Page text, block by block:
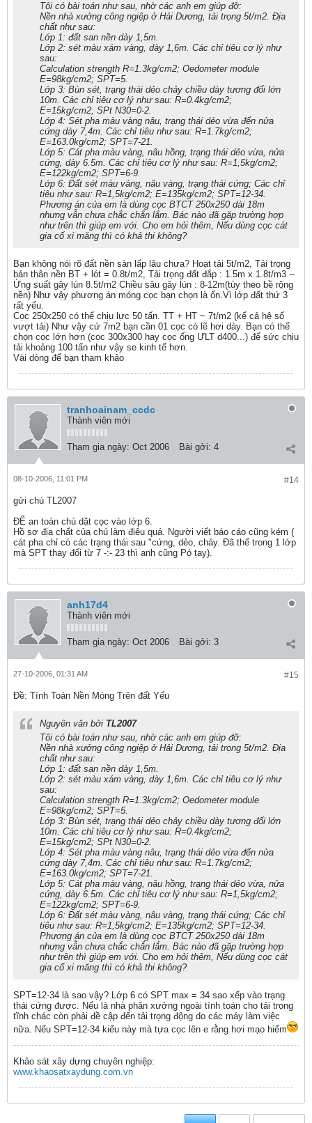
Tôi có bài toán như sau, nhờ các anh em giúp đỡ:
Nền nhà xưởng công ngiệp ở Hải Dương, tải trọng 5t/m2. Địa
chất như sau:
Lớp 1: đất san nền dày 1,5m.
Lớp 2: sét màu xám vàng, dày 1,6m. Các chỉ tiêu cơ lý như
sau:
Calculation strength R=1.3kg/cm2; Oedometer module
E=98kg/cm2; SPT=5.
Lớp 3: Bùn sét, trạng thái dẻo chảy chiều dày tương đối lớn
10m. Các chỉ tiêu cơ lý như sau: R=0.4kg/cm2;
E=15kg/cm2; SPt N30=0-2.
Lớp 4: Sét pha màu vàng nâu, trạng thái dẻo vừa đến nửa
cứng dày 7,4m. Các chỉ tiêu như sau: R=1.7kg/cm2;
E=163.0kg/cm2; SPT=7-21.
Lớp 5: Cát pha màu vàng, nâu hồng, trạng thái dẻo vừa, nửa
cứng, dày 6.5m. Các chỉ tiêu cơ lý như sau: R=1,5kg/cm2;
E=122kg/cm2; SPT=6-9.
Lớp 6: Đất sét màu vàng, nâu vàng, trạng thái cứng; Các chỉ
tiêu như sau: R=1,5kg/cm2; E=135kg/cm2; SPT=12-34.
Phương án của em là dùng cọc BTCT 250x250 dài 18m
nhưng vẫn chưa chắc chắn lắm. Bác nào đã gặp trường hợp
như trên thì giúp em với. Cho em hỏi thêm, Nếu dùng cọc cát
gia cố xi măng thì có khả thi không?
Bạn không nói rõ đất nền sàn lấp lâu chưa? Hoạt tải 5t/m2, Tải trọng
bản thân nền BT + lót = 0.8t/m2, Tải trọng đất đắp : 1.5m x 1.8t/m3 --
Ứng suất gây lún 8.5t/m2 Chiều sâu gây lún : 8-12m(tùy theo bề rộng
nền) Như vậy phương án móng cọc bạn chọn là ổn.Vì lớp đất thứ 3
rất yếu.
Cọc 250x250 có thể chịu lực 50 tấn. TT + HT ~ 7t/m2 (kể cả hệ số
vượt tải) Như vậy cứ 7m2 bạn cần 01 cọc có lẽ hơi dày. Bạn có thể
chọn cọc lớn hơn (cọc 300x300 hay cọc ống ƯLT d400...) để sức chịu
tải khoảng 100 tấn như vậy se kinh tế hơn.
Vài dòng để bạn tham khảo
tranhoainam_ccdc
Thành viên mới
Tham gia ngày: Oct 2006 Bài gởi: 4
#14
08-10-2006, 11:01 PM
gửi chú TL2007
ĐỂ an toàn chú dặt cọc vào lớp 6.
Hồ sơ địa chất của chú làm điêu quá. Người viết báo cáo cũng kém (
cát pha chỉ có các trạng thái sau "cứng, dẻo, chảy. Đã thế trong 1 lớp
mà SPT thay đổi từ 7 -:- 23 thì anh cũng Pó tay).
anh17d4
Thành viên mới
Tham gia ngày: Oct 2006 Bài gởi: 3
#15
27-10-2006, 01:31 AM
Ðề: Tính Toán Nền Móng Trên đất Yếu
Nguyên văn bởi TL2007
Tôi có bài toán như sau, nhờ các anh em giúp đỡ:
Nền nhà xưởng công ngiệp ở Hải Dương, tải trọng 5t/m2. Địa
chất như sau:
Lớp 1: đất san nền dày 1,5m.
Lớp 2: sét màu xám vàng, dày 1,6m. Các chỉ tiêu cơ lý như
sau:
Calculation strength R=1.3kg/cm2; Oedometer module
E=98kg/cm2; SPT=5.
Lớp 3: Bùn sét, trạng thái dẻo chảy chiều dày tương đối lớn
10m. Các chỉ tiêu cơ lý như sau: R=0.4kg/cm2;
E=15kg/cm2; SPt N30=0-2.
Lớp 4: Sét pha màu vàng nâu, trạng thái dẻo vừa đến nửa
cứng dày 7,4m. Các chỉ tiêu như sau: R=1.7kg/cm2;
E=163.0kg/cm2; SPT=7-21.
Lớp 5: Cát pha màu vàng, nâu hồng, trạng thái dẻo vừa, nửa
cứng, dày 6.5m. Các chỉ tiêu cơ lý như sau: R=1,5kg/cm2;
E=122kg/cm2; SPT=6-9.
Lớp 6: Đất sét màu vàng, nâu vàng, trạng thái cứng; Các chỉ
tiêu như sau: R=1,5kg/cm2; E=135kg/cm2; SPT=12-34.
Phương án của em là dùng cọc BTCT 250x250 dài 18m
nhưng vẫn chưa chắc chắn lắm. Bác nào đã gặp trường hợp
như trên thì giúp em với. Cho em hỏi thêm, Nếu dùng cọc cát
gia cố xi măng thì có khả thi không?
SPT=12-34 là sao vậy? Lớp 6 có SPT max = 34 sao xếp vào trạng
thái cứng được. Nếu là nhà phân xưởng ngoài tính toán cho tải trọng
tĩnh chác còn phải đề cập đến tải trọng động do các máy làm việc
nữa. Nếu SPT=12-34 kiểu này mà tựa cọc lên e rằng hơi mạo hiểm
Khảo sát xây dựng chuyên nghiệp:
www.khaosatxaydung.com.vn